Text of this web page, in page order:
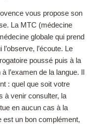
vous propose son
La MTC (médecine
globale qui prend
l’écoute. Le
poussé puis à la
l’examen de la langue. Il
: quel que soit votre
à venir consulter, la
en aucun cas à la
est un bon complément,